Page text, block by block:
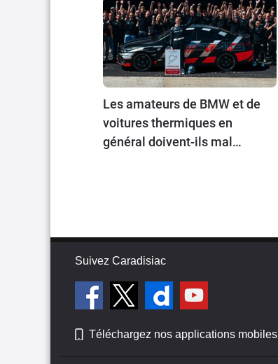
Les amateurs de BMW et de
voitures thermiques en
général doivent-ils mal
Suivez Caradisiac
Téléchargez nos applications mobiles